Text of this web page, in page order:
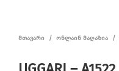
ᲛᲗᲐᲕᲐᲠᲘ / ᲝᲜᲚᲐᲘᲜ ᲛᲐᲦᲐᲖᲘᲐ /